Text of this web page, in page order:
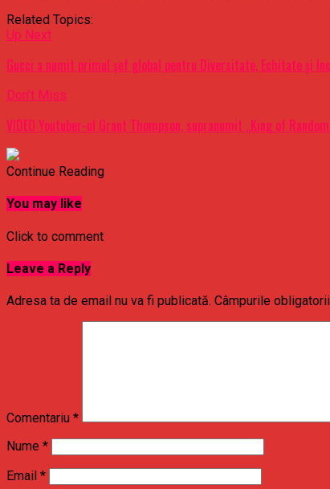
Related Topics:
Up Next
Gucci a numit primul şef global pentru Diversitate, Echitate şi
Don't Miss
VIDEO Youtuber-ul Grant Thompson, supranumit „King of
Continue Reading
You may like
Click to comment
Leave a Reply
Adresa ta de email nu va fi publicată. Câmpurile
Comentariu *
Nume *
Email *